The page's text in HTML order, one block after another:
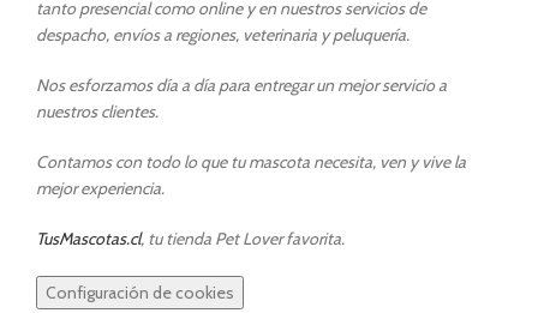
tanto presencial como online y en nuestros servicios de
despacho, envíos a regiones, veterinaria y peluquería.
Nos esforzamos día a día para entregar un mejor servicio a
nuestros clientes.
Contamos con todo lo que tu mascota necesita, ven y vive la
mejor experiencia.
TusMascotas.cl, tu tienda Pet Lover favorita.
Configuración de cookies